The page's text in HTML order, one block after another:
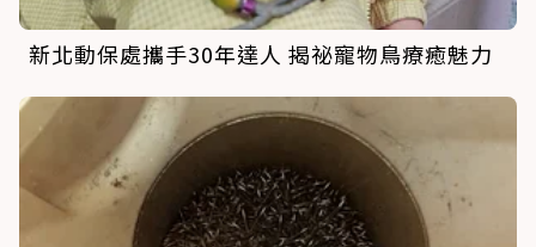
新北動保處攜手30年達人 揭祕寵物鳥療癒魅力